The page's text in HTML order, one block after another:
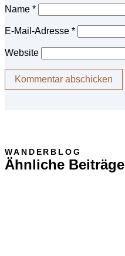
Name *
E-Mail-Adresse *
Website
WANDERBLOG
Ähnliche Beiträge